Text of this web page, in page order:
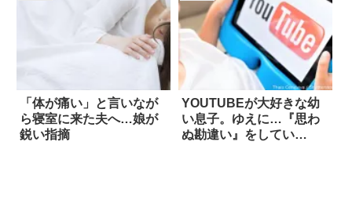
「体が痛い」と言いなが
ら寝室に来た夫へ…娘が
鋭い指摘
YOUTUBEが大好きな幼
い息子。ゆえに…『思わ
ぬ勘違い』をしてい